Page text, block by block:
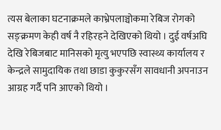
त्यस बेलाका घटनाक्रमले काभ्रेपलाञ्चोकमा रेबिज रोगको
सङ्क्रमण केही वर्ष नै रहिरहने देखिएको थियो । दुई वर्षअघि
देखि रेबिजबाट मानिसको मृत्यु भएपछि स्वास्थ्य कार्यालय र
केन्द्रले सामुदायिक तथा छाडा कुकुरसँग सावधानी अपनाउन
आग्रह गर्दै पनि आएको थियो ।